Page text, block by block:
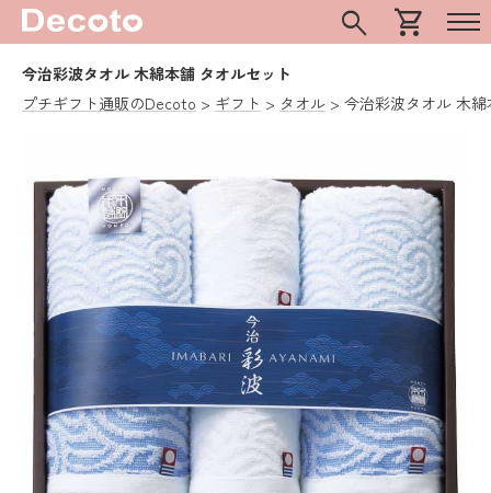
search shopping_cart
今治彩波タオル 木綿本舗 タオルセット
プチギフト通販のDecoto
ギフト タオル 今治彩波タオル 木